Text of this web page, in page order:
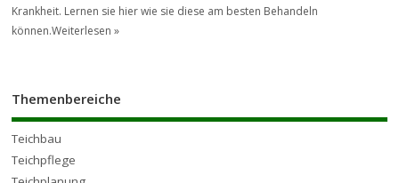
Krankheit. Lernen sie hier wie sie diese am besten Behandeln
können.Weiterlesen »
Themenbereiche
Teichbau
Teichpflege